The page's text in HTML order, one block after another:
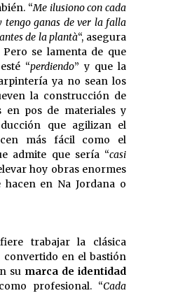
“Me ilusiono con cada
tengo ganas de ver la falla
de la plantà“, asegura
se lamenta de que
“perdiendo” y que la
ya no sean los
la construcción de
en pos de materiales y
que agilizan el
más fácil como el
admite que sería “casi
hoy obras enormes
hacen en Na Jordana o
trabajar la clásica
convertido en el bastión
su marca de identidad
profesional. “Cada